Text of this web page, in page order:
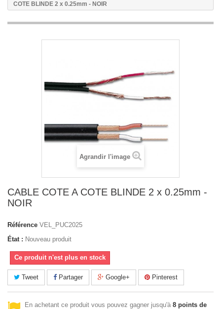
COTE BLINDE 2 x 0.25mm - NOIR
Agrandir l'image
CABLE COTE A COTE BLINDE 2 x 0.25mm -
NOIR
Référence VEL_PUC2025
État : Nouveau produit
Ce produit n'est plus en stock
Tweet Partager Google+ Pinterest
En achetant ce produit vous pouvez gagner jusqu'à 8 points de